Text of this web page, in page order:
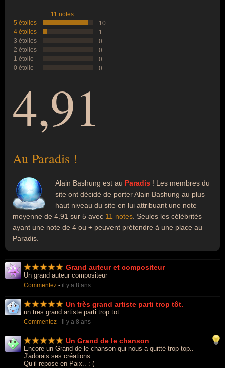
11 notes
5 étoiles
10
4 étoiles
1
3 étoiles
0
2 étoiles
0
1 étoile
0
0 étoile
0
4,91
Au Paradis !
Alain Bashung est au Paradis ! Les membres du
site ont décidé de porter Alain Bashung au plus
haut niveau du site en lui attribuant une note
moyenne de 4.91 sur 5 avec 11 notes . Seules les célébrités
ayant une note de 4 ou + peuvent prétendre à une place au
Paradis.
Grand auteur et compositeur
Un grand auteur compositeur
Commentez - il y a 8 ans
Un très grand artiste parti trop tôt.
un tres grand artiste parti trop tot
Commentez - il y a 8 ans
Un Grand de le chanson
Encore un Grand de le chanson qui nous a quitté trop top..
J'adorais ses créations..
Qu’il repose en Paix.. :-(